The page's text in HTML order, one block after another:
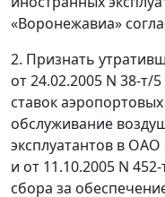
«Воронежавиа»
2. Признать
от 24.02.2005 N 38-
ставок
обслуживание
эксплуатантов в
и от 11.10.2005 N
сбора за